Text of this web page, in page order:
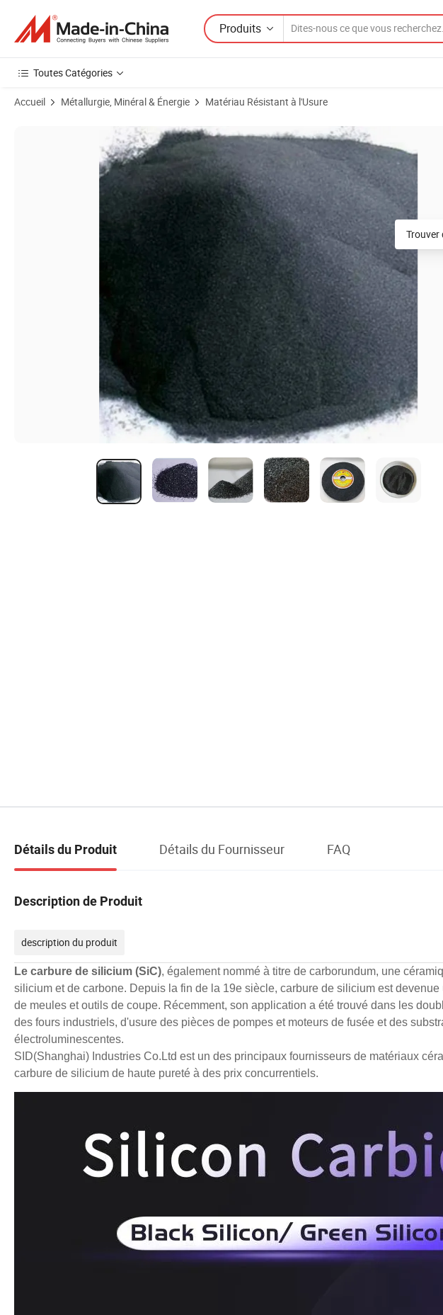
Produits
Toutes Catégories
Accueil Métallurgie, Minéral & Énergie Matériau Résistant à l'Usure
Images du produit de Poudre de carbure de silicium de haute qualité à prix compétitif en vente sur
Trouver
Détails du Produit Détails du Fournisseur FAQ
Description de Produit
description du produit
Le carbure de silicium (SiC), également nommé à titre de carborundum, une
silicium et de carbone. Depuis la fin de la 19e siècle, carbure de silicium est
de meules et outils de coupe. Récemment, son application a été trouvé dans les
des fours industriels, d'usure des pièces de pompes et moteurs de fusée et des
électroluminescentes.
SID(Shanghai) Industries Co.Ltd est un des principaux fournisseurs de matériaux
carbure de silicium de haute pureté à des prix concurrentiels.